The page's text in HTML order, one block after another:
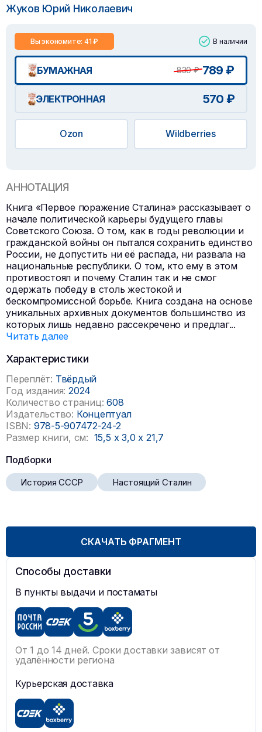
Жуков Юрий Николаевич
Вы экономите: 41 ₽ В наличии
БУМАЖНАЯ 830 ₽ 789 ₽
ЭЛЕКТРОННАЯ 570 ₽
Ozon Wildberries
АННОТАЦИЯ
Книга «Первое поражение Сталина» рассказывает о
начале политической карьеры будущего главы
Советского Союза. О том, как в годы революции и
гражданской войны он пытался сохранить единство
России, не допустить ни её распада, ни развала на
национальные республики. О том, кто ему в этом
противостоял и почему Сталин так и не смог
одержать победу в столь жестокой и
бескомпромиссной борьбе. Книга создана на основе
уникальных архивных документов большинство из
которых лишь недавно рассекречено и предлаг...
Читать далее
Характеристики
Переплёт: Твёрдый
Год издания: 2024
Количество страниц: 608
Издательство: Концептуал
ISBN: 978-5-907472-24-2
Размер книги, см: 15,5 x 3,0 x 21,7
Подборки
История СССР Настоящий Сталин
СКАЧАТЬ ФРАГМЕНТ
Способы доставки
В пункты выдачи и постаматы
От 1 до 14 дней. Сроки доставки зависят от
удалённости региона
Курьерская доставка